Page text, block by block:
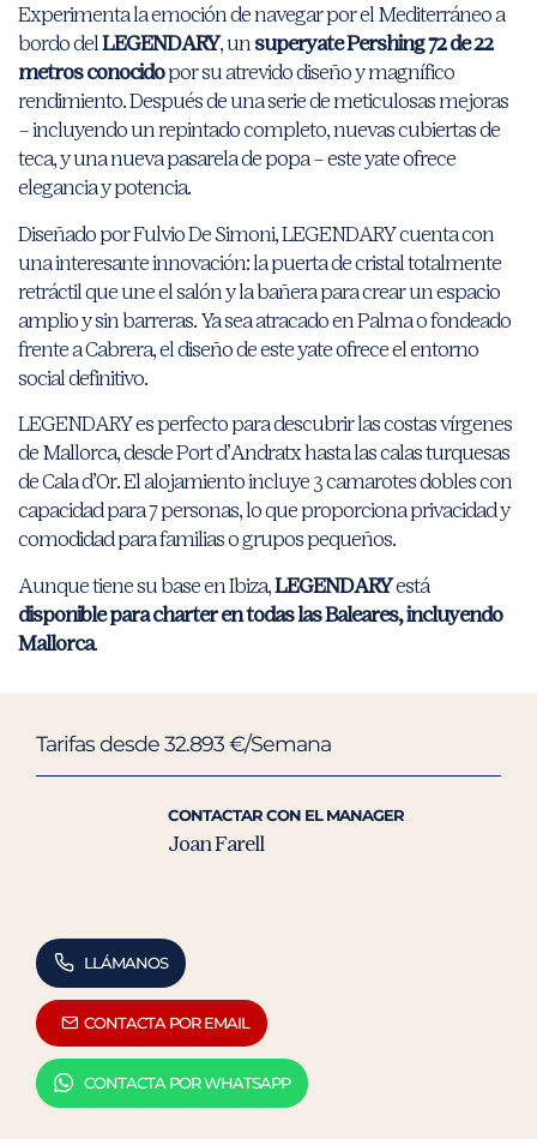
Experimenta la emoción de navegar por el Mediterráneo a
bordo delLEGENDARY, unsuperyate Pershing 72 de 22
metros conocidopor su atrevido diseño y magnífico
rendimiento. Después de una serie de meticulosas mejoras
– incluyendo un repintado completo, nuevas cubiertas de
teca, y una nueva pasarela de popa – este yate ofrece
elegancia y potencia.
Diseñado por Fulvio De Simoni, LEGENDARY cuenta con
una interesante innovación: la puerta de cristal totalmente
retráctil que une el salón y la bañera para crear un espacio
amplio y sin barreras. Ya sea atracado en Palma o fondeado
frente a Cabrera, el diseño de este yate ofrece el entorno
social definitivo.
LEGENDARY es perfecto para descubrir las costas vírgenes
de Mallorca, desde Port d’Andratx hasta las calas turquesas
de Cala d’Or. El alojamiento incluye 3 camarotes dobles con
capacidad para 7 personas, lo que proporciona privacidad y
comodidad para familias o grupos pequeños.
Aunque tiene su base en Ibiza,LEGENDARYestá
disponible para charter en todas las Baleares, incluyendo
Mallorca.
Tarifas desde 32.893 €/Semana
CONTACTAR CON EL MANAGER
Joan Farell
LLÁMANOS
CONTACTA POR EMAIL
CONTACTA POR WHATSAPP